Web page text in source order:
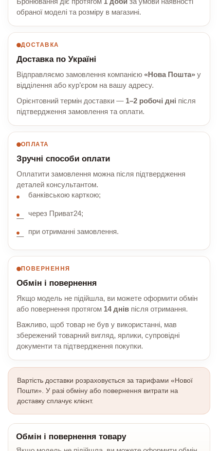
Бронювання діє протягом 1 доби за умови наявності
обраної моделі та розміру в магазині.
ДОСТАВКА
Доставка по Україні
Відправляємо замовлення компанією «Нова Пошта» у
відділення або кур’єром на вашу адресу.
Орієнтовний термін доставки — 1–2 робочі дні після
підтвердження замовлення та оплати.
ОПЛАТА
Зручні способи оплати
Оплатити замовлення можна після підтвердження
деталей консультантом.
банківською карткою;
через Приват24;
при отриманні замовлення.
ПОВЕРНЕННЯ
Обмін і повернення
Якщо модель не підійшла, ви можете оформити обмін
або повернення протягом 14 днів після отримання.
Важливо, щоб товар не був у використанні, мав
збережений товарний вигляд, ярлики, супровідні
документи та підтвердження покупки.
Вартість доставки розраховується за тарифами «Нової
Пошти». У разі обміну або повернення витрати на
доставку сплачує клієнт.
Обмін і повернення товару